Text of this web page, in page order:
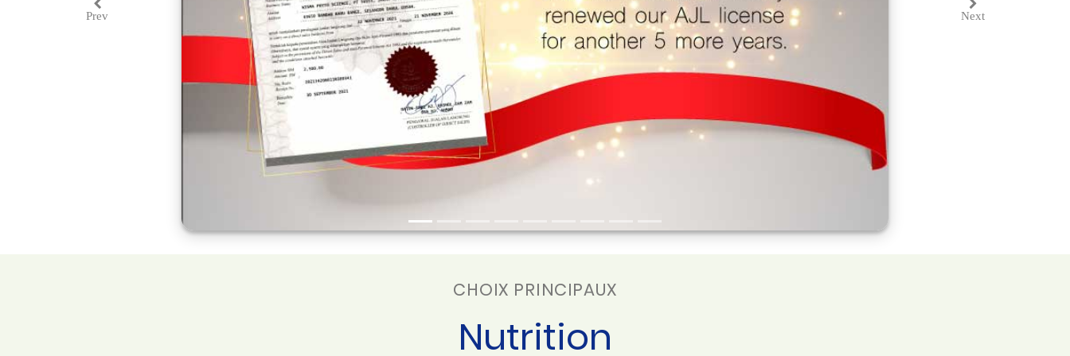
PrevPrevious Next
Next
CHOIX PRINCIPAUX
Nutrition